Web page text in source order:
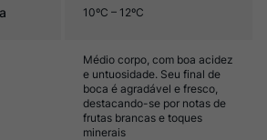
10ºC – 12ºC
Médio corpo, com boa acidez
e untuosidade. Seu final de
boca é agradável e fresco,
destacando-se por notas de
frutas brancas e toques
minerais